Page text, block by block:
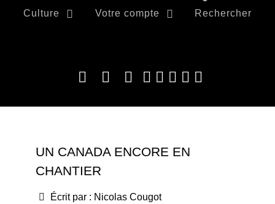
Culture Votre compte Rechercher
UN CANADA ENCORE EN
CHANTIER
Écrit par : Nicolas Cougot